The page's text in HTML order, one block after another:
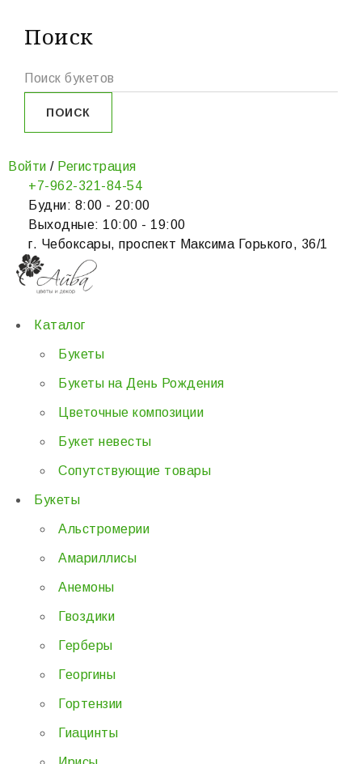
Поиск
Войти / Регистрация
+7-962-321-84-54
Будни: 8:00 - 20:00
Выходные: 10:00 - 19:00
г. Чебоксары, проспект Максима Горького, 36/1
Каталог
Букеты
Букеты на День Рождения
Цветочные композиции
Букет невесты
Сопутствующие товары
Букеты
Альстромерии
Амариллисы
Анемоны
Гвоздики
Герберы
Георгины
Гортензии
Гиацинты